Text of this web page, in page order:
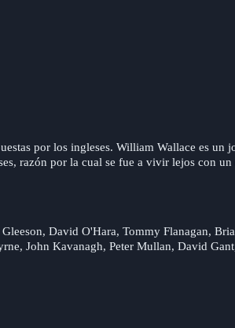
por los ingleses. William Wallace es un
razón por la cual se fue a vivir lejos con
David O'Hara, Tommy Flanagan,
John Kavanagh, Peter Mullan, David